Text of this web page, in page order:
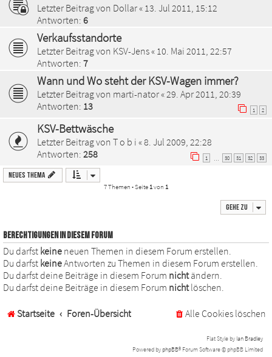
Letzter Beitrag von Dollar« 13. Jul 2011, 15:12
Antworten: 6
Verkaufsstandorte
Letzter Beitrag von KSV-Jens« 10. Mai 2011, 22:57
Antworten: 7
Wann und Wo steht der KSV-Wagen immer?
Letzter Beitrag von marti-nator« 29. Apr 2011, 20:39
Antworten: 13 1 2
KSV-Bettwäsche
Letzter Beitrag von T o b i «8. Jul 2009, 22:28
Antworten: 258 1 30 31 32 33
Neues Thema
7 Themen • Seite 1von 1
Gehe zu
BERECHTIGUNGEN IN DIESEM FORUM
Du darfst keine neuen Themen in diesem Forum erstellen.
Du darfst keineAntworten zu Themen in diesem Forum erstellen.
Du darfst deine Beiträge in diesem Forum nichtändern.
Du darfst deine Beiträge in diesem Forum nichtlöschen.
Startseite Foren-Übersicht Alle Cookies löschen
Flat Style by Ian Bradley
Powered by phpBB® Forum Software © phpBB Limited